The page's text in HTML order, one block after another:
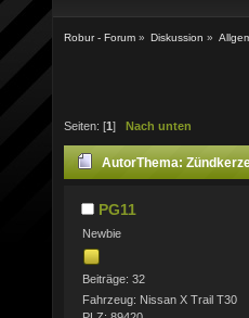
Robur - Forum » Diskussion »
Seiten: [1 ] Nach unten
AutorThema:
PG11
Newbie
Beiträge: 32
Fahrzeug: Nissan X Trail T30